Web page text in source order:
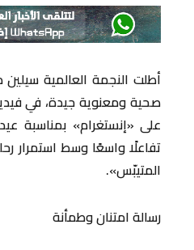
أطلت النجمة العالمية
صحية ومعنوية جيدة، في
على «إنستغرام» بمناسبة
تفاعلًا واسعًا وسط استمرار
المتيبّس».
رسالة امتنان وطمأنة